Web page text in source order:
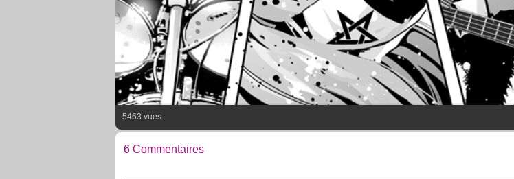
5463 vues
6 Commentaires